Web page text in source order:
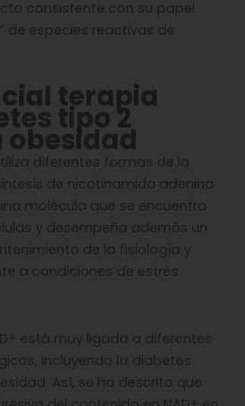
consistente con su papel
de especies reactivas de
terapia
tipo 2
obesidad
diferentes formas de la
de nicotinamida adenina
molécula que se encuentra
y desempeña además un
de la fisiología y
a condiciones de estrés
está muy ligada a diferentes
incluyendo la diabetes
Así, se ha descrito que